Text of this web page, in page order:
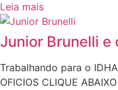
Leia mais
Junior Brunelli e
Trabalhando para o
OFICIOS CLIQUE